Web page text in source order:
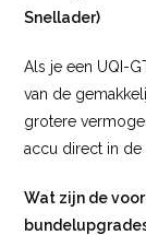
Snellader)
Als je een UQI-
van de
grotere
accu direct in de
Wat zijn de